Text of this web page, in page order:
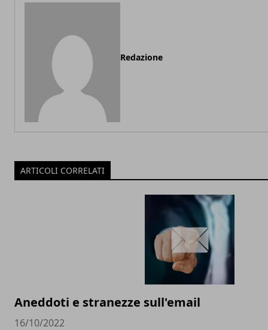
Redazione
ARTICOLI CORRELATI
Aneddoti e stranezze sull'email
16/10/2022